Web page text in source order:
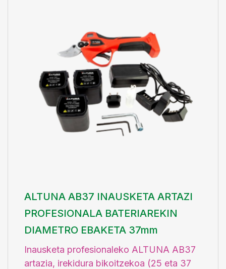
ALTUNA AB37 INAUSKETA ARTAZI
PROFESIONALA BATERIAREKIN
DIAMETRO EBAKETA 37mm
Inausketa profesionaleko ALTUNA AB37
artazia, irekidura bikoitzekoa (25 eta 37